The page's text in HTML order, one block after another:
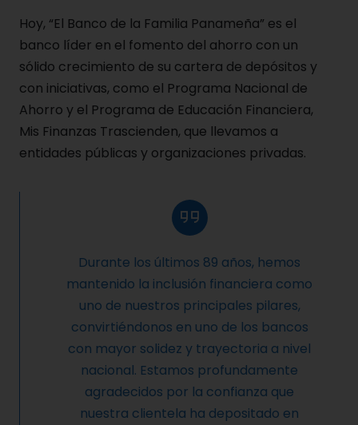
Hoy, “El Banco de la Familia Panameña” es el
banco líder en el fomento del ahorro con un
sólido crecimiento de su cartera de depósitos y
con iniciativas, como el Programa Nacional de
Ahorro y el Programa de Educación Financiera,
Mis Finanzas Trascienden, que llevamos a
entidades públicas y organizaciones privadas.
Durante los últimos 89 años, hemos
mantenido la inclusión financiera como
uno de nuestros principales pilares,
convirtiéndonos en uno de los bancos
con mayor solidez y trayectoria a nivel
nacional. Estamos profundamente
agradecidos por la confianza que
nuestra clientela ha depositado en